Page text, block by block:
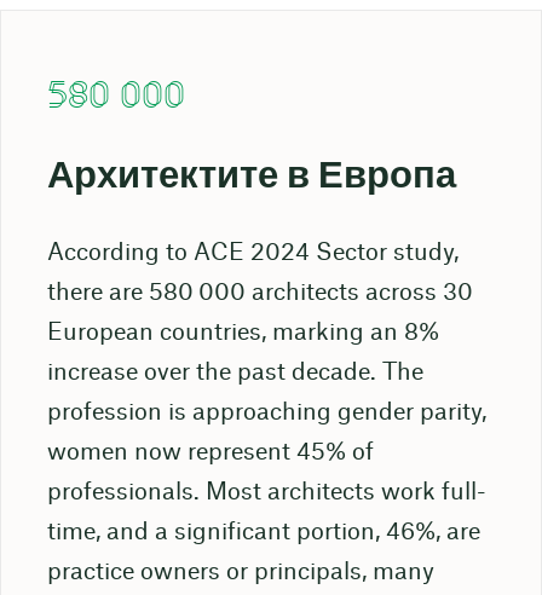
580 000
Архитектите в Европа
According to ACE 2024 Sector study,
there are 580 000 architects across 30
European countries, marking an 8%
increase over the past decade. The
profession is approaching gender parity,
women now represent 45% of
professionals. Most architects work full-
time, and a significant portion, 46%, are
practice owners or principals, many